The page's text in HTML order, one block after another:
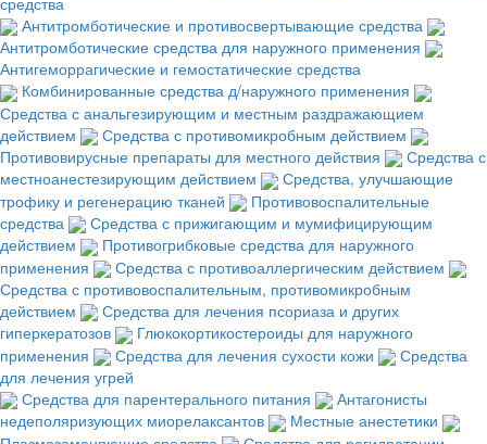
Антитромботические и противосвертывающие средства
Антитромботические средства для наружного применения
Антигеморрагические и гемостатические средства
Комбинированные средства д/наружного применения
Средства с анальгезирующим и местным раздражающием
действием
Средства с противомикробным действием
Противовирусные препараты для местного действия
Средства с
местноанестезирующим действием
Средства, улучшающие
трофику и регенерацию тканей
Противовоспалительные
средства
Средства с прижигающим и мумифицирующим
действием
Противогрибковые средства для наружного
применения
Средства с противоаллергическим действием
Средства с противовоспалительным, противомикробным
действием
Средства для лечения псориаза и других
гиперкератозов
Глюкокортикостероиды для наружного
применения
Средства для лечения сухости кожи
Средства
для лечения угрей
Средства для парентерального питания
Антагонисты
недеполяризующих миорелаксантов
Местные анестетики